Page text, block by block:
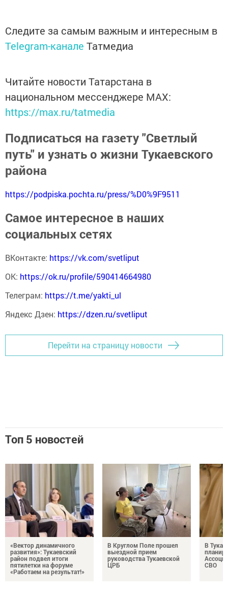
Следите за самым важным и интересным в
Telegram-канале Татмедиа
Читайте новости Татарстана в
национальном мессенджере MАХ:
https://max.ru/tatmedia
Подписаться на газету "Светлый
путь" и узнать о жизни Тукаевского
района
https://podpiska.pochta.ru/press/%D0%9F9511
Самое интересное в наших
социальных сетях
ВКонтакте: https://vk.com/svetliput
ОК: https://ok.ru/profile/590414664980
Телеграм: https://t.me/yakti_ul
Яндекс Дзен: https://dzen.ru/svetliput
Перейти на страницу новости
Топ 5 новостей
«Вектор динамичного
развития»: Тукаевский
район подвел итоги
пятилетки на форуме
«Работаем на результат!»
В Круглом Поле прошел
выездной прием
руководства Тукаевской
ЦРБ
В
СВО